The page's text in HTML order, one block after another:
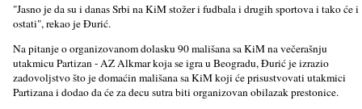
"Jasno je da su i danas Srbi na KiM stožer i fudbala i drugih sportova i tako će i
ostati", rekao je Đurić.
Na pitanje o organizovanom dolasku 90 mališana sa KiM na večerašnju
utakmicu Partizan - AZ Alkmar koja se igra u Beogradu, Đurić je izrazio
zadovolјstvo što je domaćin mališana sa KiM koji će prisustvovati utakmici
Partizana i dodao da će za decu sutra biti organizovan obilazak prestonice.